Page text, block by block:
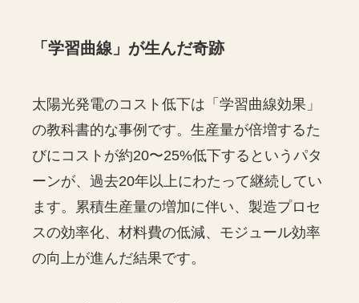
「学習曲線」が生んだ奇跡
太陽光発電のコスト低下は「学習曲線効果」
の教科書的な事例です。生産量が倍増するた
びにコストが約20〜25%低下するというパタ
ーンが、過去20年以上にわたって継続してい
ます。累積生産量の増加に伴い、製造プロセ
スの効率化、材料費の低減、モジュール効率
の向上が進んだ結果です。